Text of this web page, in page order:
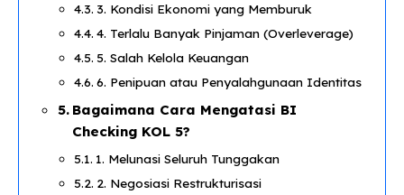
3. Kondisi Ekonomi yang Memburuk
4. Terlalu Banyak Pinjaman (Overleverage)
5. Salah Kelola Keuangan
6. Penipuan atau Penyalahgunaan Identitas
Bagaimana Cara Mengatasi BI
Checking KOL 5?
1. Melunasi Seluruh Tunggakan
2. Negosiasi Restrukturisasi